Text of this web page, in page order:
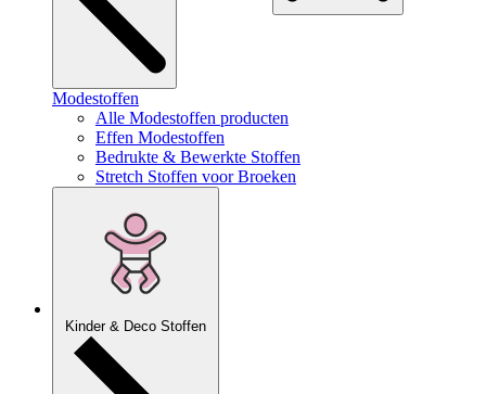
Modestoffen
Alle Modestoffen producten
Effen Modestoffen
Bedrukte & Bewerkte Stoffen
Stretch Stoffen voor Broeken
Kinder & Deco Stoffen